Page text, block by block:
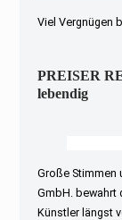
Viel Vergnügen
PREISER
lebendig
Große Stimmen
GmbH. bewahrt
Künstler längst